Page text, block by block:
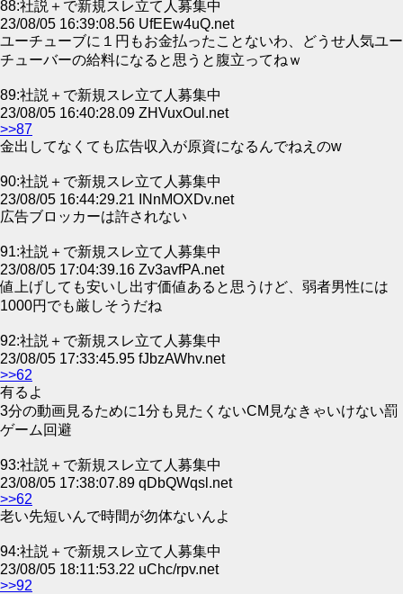
88:社説＋で新規スレ立て人募集中
23/08/05 16:39:08.56 UfEEw4uQ.net
ユーチューブに１円もお金払ったことないわ、どうせ人気ユー
チューバーの給料になると思うと腹立ってねｗ
89:社説＋で新規スレ立て人募集中
23/08/05 16:40:28.09 ZHVuxOul.net
>>87
金出してなくても広告収入が原資になるんでねえのw
90:社説＋で新規スレ立て人募集中
23/08/05 16:44:29.21 INnMOXDv.net
広告ブロッカーは許されない
91:社説＋で新規スレ立て人募集中
23/08/05 17:04:39.16 Zv3avfPA.net
値上げしても安いし出す価値あると思うけど、弱者男性には
1000円でも厳しそうだね
92:社説＋で新規スレ立て人募集中
23/08/05 17:33:45.95 fJbzAWhv.net
>>62
有るよ
3分の動画見るために1分も見たくないCM見なきゃいけない罰
ゲーム回避
93:社説＋で新規スレ立て人募集中
23/08/05 17:38:07.89 qDbQWqsl.net
>>62
老い先短いんで時間が勿体ないんよ
94:社説＋で新規スレ立て人募集中
23/08/05 18:11:53.22 uChc/rpv.net
>>92